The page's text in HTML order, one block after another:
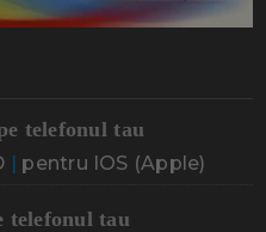
telefonul tau
| pentru IOS (Apple)
telefonul tau